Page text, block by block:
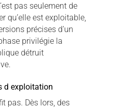
pas seulement de
qu’elle est exploitable,
précises d’un
privilégie la
détruit
d exploitation
pas. Dès lors, des